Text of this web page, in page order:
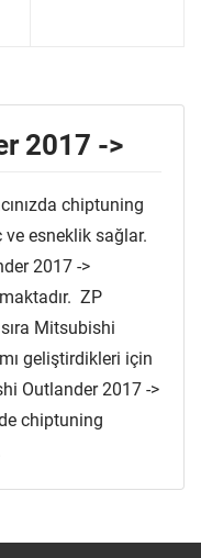
2017 ->
chiptuning
esneklik sağlar.
2017 ->
ZP
Mitsubishi
geliştirdikleri için
Outlander 2017 ->
chiptuning